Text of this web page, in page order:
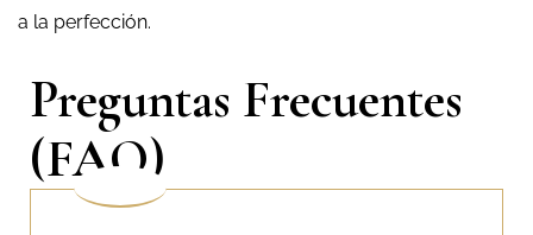
a la perfección.
Preguntas Frecuentes
(FAQ)